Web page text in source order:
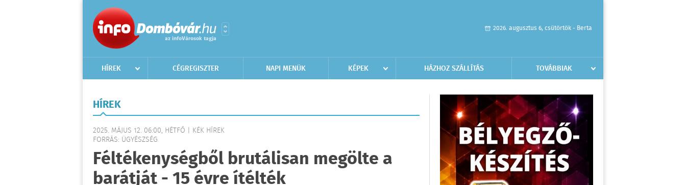
2026. augusztus 6, csütörtök - Berta
HÍREK CÉGREGISZTER NAPI MENÜK KÉPEK HÁZHOZ SZÁLLÍTÁS TOVÁBBIAK
HÍREK
2025. MÁJUS 12. 06:00, HÉTFŐ | KÉK HÍREK
FORRÁS: ÜGYÉSZSÉG
Féltékenységből brutálisan megölte a
barátját - 15 évre ítélték